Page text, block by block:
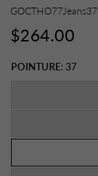
GOCTHO77Jeans37
$264.00
POINTURE: 37